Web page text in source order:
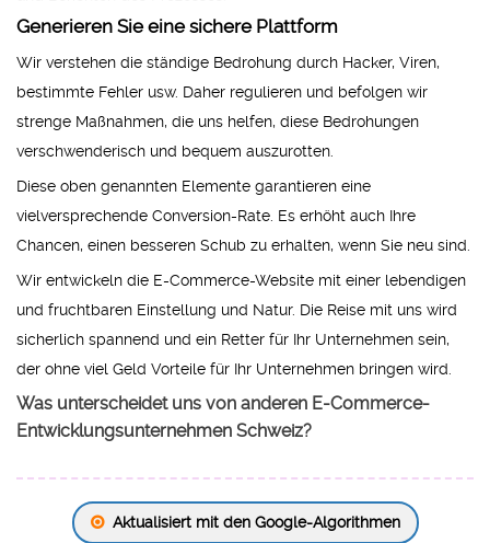
Generieren Sie eine sichere Plattform
Wir verstehen die ständige Bedrohung durch Hacker, Viren,
bestimmte Fehler usw. Daher regulieren und befolgen wir
strenge Maßnahmen, die uns helfen, diese Bedrohungen
verschwenderisch und bequem auszurotten.
Diese oben genannten Elemente garantieren eine
vielversprechende Conversion-Rate. Es erhöht auch Ihre
Chancen, einen besseren Schub zu erhalten, wenn Sie neu sind.
Wir entwickeln die E-Commerce-Website mit einer lebendigen
und fruchtbaren Einstellung und Natur. Die Reise mit uns wird
sicherlich spannend und ein Retter für Ihr Unternehmen sein,
der ohne viel Geld Vorteile für Ihr Unternehmen bringen wird.
Was unterscheidet uns von anderen E-Commerce-
Entwicklungsunternehmen Schweiz?
Aktualisiert mit den Google-Algorithmen